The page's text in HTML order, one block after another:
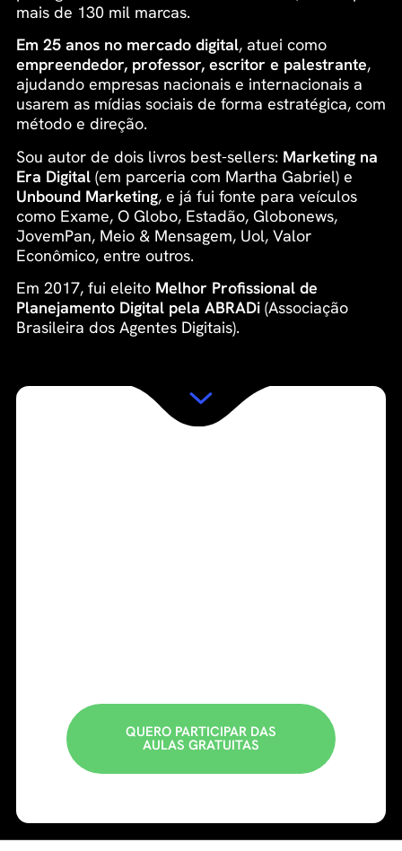
mais de 130 mil marcas.
Em 25 anos no mercado digital, atuei como
empreendedor, professor, escritor e palestrante,
ajudando empresas nacionais e internacionais a
usarem as mídias sociais de forma estratégica, com
método e direção.
Sou autor de dois livros best-sellers: Marketing na
Era Digital (em parceria com Martha Gabriel) e
Unbound Marketing, e já fui fonte para veículos
como Exame, O Globo, Estadão, Globonews,
JovemPan, Meio & Mensagem, Uol, Valor
Econômico, entre outros.
Em 2017, fui eleito Melhor Profissional de
Planejamento Digital pela ABRADi(Associação
Brasileira dos Agentes Digitais).
QUERO PARTICIPAR DAS
AULAS GRATUITAS